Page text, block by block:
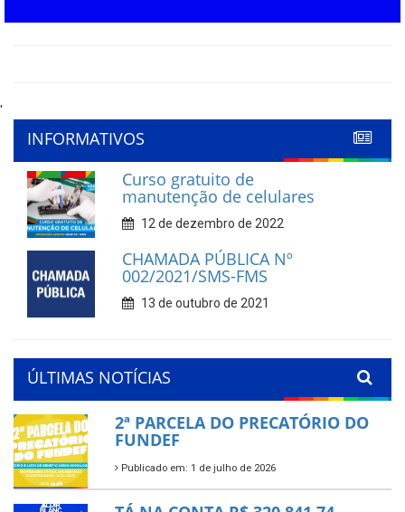
'
INFORMATIVOS
Curso gratuito de
manutenção de celulares
12 de dezembro de 2022
CHAMADA PÚBLICA Nº
002/2021/SMS-FMS
13 de outubro de 2021
ÚLTIMAS NOTÍCIAS
2ª PARCELA DO PRECATÓRIO DO
FUNDEF
Publicado em: 1 de julho de 2026